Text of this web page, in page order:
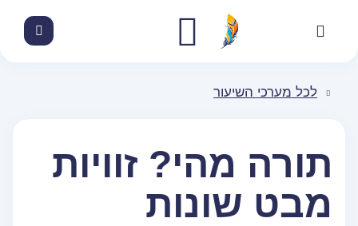
לכל מערכי השיעור
תורה מהי? זוויות
מבט שונות